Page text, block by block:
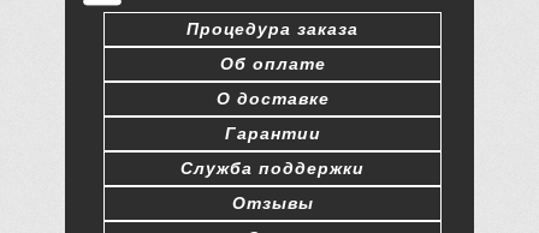
Процедура заказа
Об оплате
О доставке
Гарантии
Служба поддержки
Отзывы